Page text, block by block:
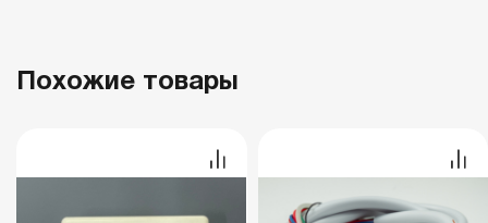
Похожие товары